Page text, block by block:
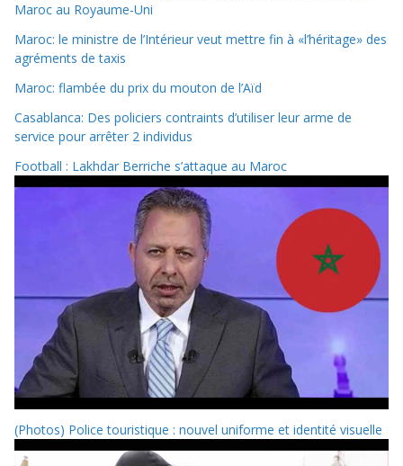
Maroc au Royaume-Uni
Maroc: le ministre de l’Intérieur veut mettre fin à «l’héritage» des
agréments de taxis
Maroc: flambée du prix du mouton de l’Aïd
Casablanca: Des policiers contraints d’utiliser leur arme de
service pour arrêter 2 individus
Football : Lakhdar Berriche s’attaque au Maroc
(Photos) Police touristique : nouvel uniforme et identité visuelle